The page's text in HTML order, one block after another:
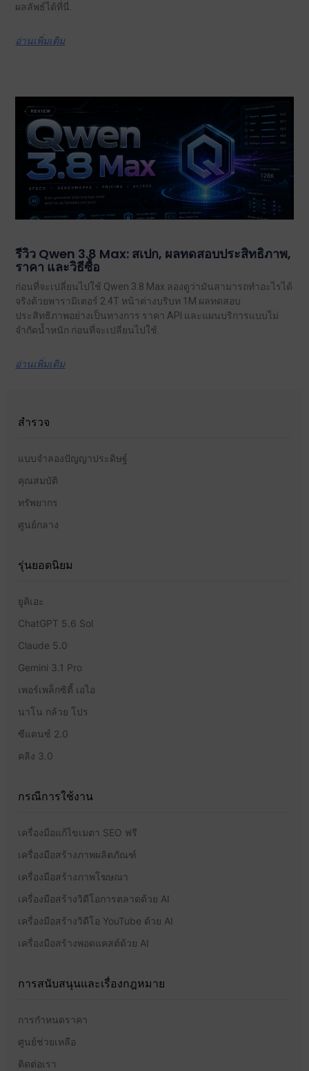
ผลลัพธ์ได้ที่นี่.
อ่านเพิ่มเติม
รีวิว Qwen 3.8 Max: สเปก, ผลทดสอบประสิทธิภาพ,
ราคา และวิธีซื้อ
ก่อนที่จะเปลี่ยนไปใช้ Qwen 3.8 Max ลองดูว่ามันสามารถทำอะไรได้
จริงด้วยพารามิเตอร์ 2.4T หน้าต่างบริบท 1M ผลทดสอบ
ประสิทธิภาพอย่างเป็นทางการ ราคา API และแผนบริการแบบไม่
จำกัดน้ำหนัก ก่อนที่จะเปลี่ยนไปใช้.
อ่านเพิ่มเติม
สำรวจ
แบบจำลองปัญญาประดิษฐ์
คุณสมบัติ
ทรัพยากร
ศูนย์กลาง
รุ่นยอดนิยม
ยูคิเอะ
ChatGPT 5.6 Sol
Claude 5.0
Gemini 3.1 Pro
เพอร์เพล็กซิตี้ เอไอ
นาโน กล้วย โปร
ซีแดนซ์ 2.0
คลิง 3.0
กรณีการใช้งาน
เครื่องมือแก้ไขเมตา SEO ฟรี
เครื่องมือสร้างภาพผลิตภัณฑ์
เครื่องมือสร้างภาพโฆษณา
เครื่องมือสร้างวิดีโอการตลาดด้วย AI
เครื่องมือสร้างวิดีโอ YouTube ด้วย AI
เครื่องมือสร้างพอดแคสต์ด้วย AI
การสนับสนุนและเรื่องกฎหมาย
การกำหนดราคา
ศูนย์ช่วยเหลือ
ติดต่อเรา